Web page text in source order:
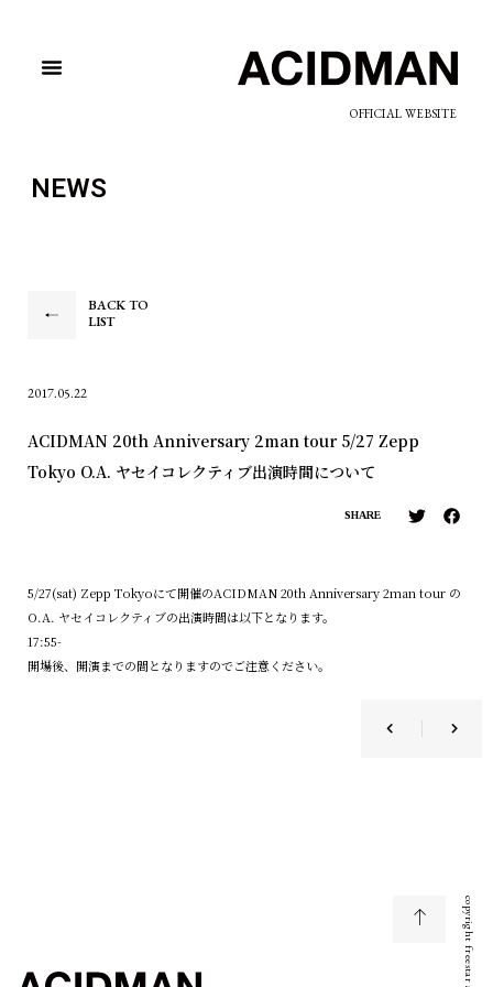
OFFICIAL WEBSITE
NEWS
BACK TO
LIST
2017.05.22
ACIDMAN 20th Anniversary 2man tour 5/27 Zepp
Tokyo O.A. ヤセイコレクティブ出演時間について
SHARE
5/27(sat) Zepp Tokyoにて開催のACIDMAN 20th Anniversary 2man tour の
O.A. ヤセイコレクティブの出演時間は以下となります。
17:55-
開場後、開演までの間となりますのでご注意ください。